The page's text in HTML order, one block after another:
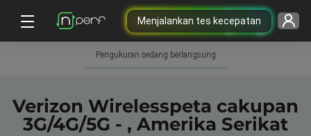
Menjalankan tes kecepatan
Pengukuran sedang berlangsung
Verizon Wirelesspeta cakupan
3G/4G/5G - , Amerika Serikat